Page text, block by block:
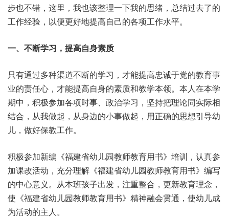
步也不错，这里，我也该整理一下我的思绪，总结过去了的
工作经验，以便更好地提高自己的各项工作水平。
一、不断学习，提高自身素质
只有通过多种渠道不断的学习，才能提高忠诚于党的教育事
业的责任心，才能提高自身的素质和教学本领。本人在本学
期中，积极参加各项时事、政治学习，坚持把理论同实际相
结合，从我做起，从身边的小事做起，用正确的思想引导幼
儿，做好保教工作。
积极参加新编《福建省幼儿园教师教育用书》培训，认真参
加课改活动，充分理解《福建省幼儿园教师教育用书》编写
的中心意义。从本班孩子出发，注重整合，更新教育理念，
使《福建省幼儿园教师教育用书》精神融会贯通，使幼儿成
为活动的主人。